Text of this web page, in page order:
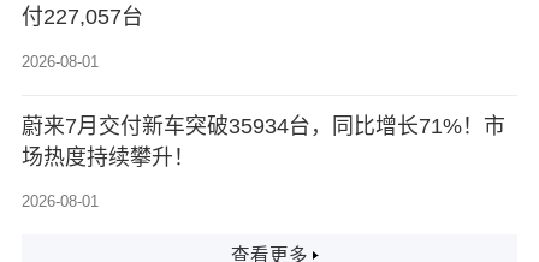
付227,057台
2026-08-01
蔚来7月交付新车突破35934台，同比增长71%！市
场热度持续攀升！
2026-08-01
查看更多